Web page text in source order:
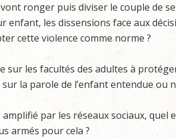
ronger puis diviser le couple de
les dissensions face aux
cette violence comme norme ?
sur les facultés des adultes à
la parole de l’enfant entendue ou
par les réseaux sociaux, quel
armés pour cela ?